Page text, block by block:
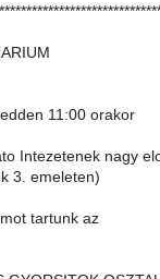
11:00 orakor
Intezetenek nagy
3. emeleten)
tartunk az